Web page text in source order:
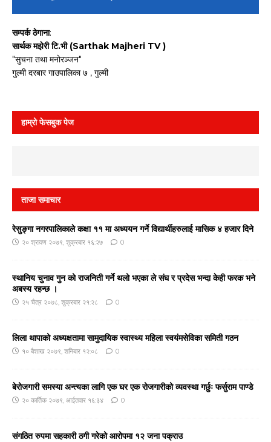
सम्पर्क ठेगाना:
सार्थक मझेरी टि.भी (Sarthak Majheri TV )
"सुचना तथा मनोरञ्जन"
गुल्मी दरबार गाउपालिका ७ , गुल्मी
हाम्रो फेसबुक पेज
ताजा समाचार
रेसुङ्गा नगरपालिकाले कक्षा ११ मा अध्ययन गर्ने विद्यार्थीहरुलाई मासिक ४ हजार दिने
२० श्रावण २०७९, शुक्रबार १६:२७ 0
स्थानिय चुनाव गुन को राजनिती गर्ने थलो भएका ले संघ र प्रदेस भन्दा केही फरक भने
अबस्य रहन्छ ।
२५ चैत्र २०७८, शुक्रबार २१:२८ 0
लिला थापाको अध्यक्षतामा सामुदायिक स्वास्थ्य महिला स्वयंमसेविका समिती गठन
१० बैशाख २०७९, शनिबार १२:०८ 0
बेरोजगारी समस्या अन्त्यका लागि एक घर एक रोजगारीको व्यवस्था गर्छुः फर्सुराम पाण्डे
२० कार्तिक २०७९, आईतवार १६:३४ 0
संगठित रुपमा सहकारी ठगी गरेको आरोपमा १२ जना पक्राउ